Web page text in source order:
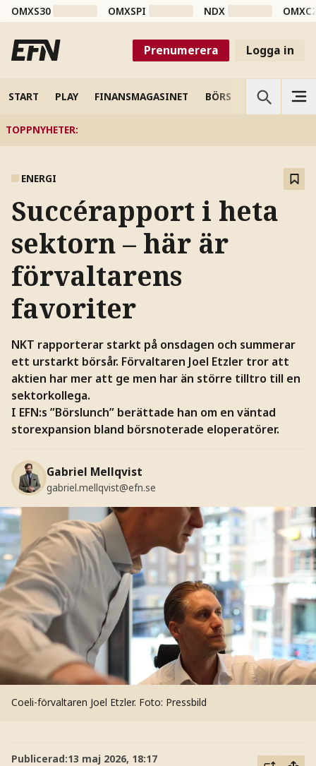
OMXS30 OMXSPI NDX
Prenumerera Logga in
START PLAY FINANSMAGASINET BÖRS VETENSKAP
TOPPNYHETER:
ENERGI
Succérapport i heta
sektorn – här är
förvaltarens
favoriter
NKT rapporterar starkt på onsdagen och summerar
ett urstarkt börsår. Förvaltaren Joel Etzler tror att
aktien har mer att ge men har än större tilltro till en
sektorkollega.
I EFN:s ”Börslunch” berättade han om en väntad
storexpansion bland börsnoterade eloperatörer.
Gabriel Mellqvist
gabriel.mellqvist@efn.se
Coeli-förvaltaren Joel Etzler. Foto: Pressbild
Publicerad:13 maj 2026, 18:17